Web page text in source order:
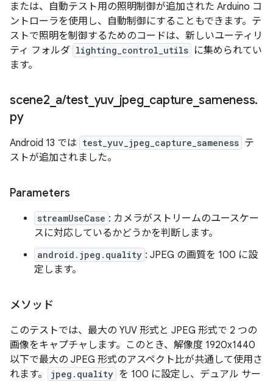
または、自動テスト用の照明制御が追加された Arduino コ
ントローラを使用し、自動制御にすることもできます。テ
ストで照明を制御するためのコードは、新しいユーティリ
ティ フォルダ lighting_control_utils に集められてい
ます。
scene2 a/test_ yuv_ jpeg_ capture _sameness.
py
Android 13 では test_yuv_jpeg_capture_sameness テ
ストが追加されました。
Parameters
streamUseCase : カメラがストリームのユースケー
スに対応しているかどうかを判断します。
android.jpeg.quality : JPEG の画質を 100 に設
定します。
メソッド
このテストでは、最大の YUV 形式と JPEG 形式で 2 つの
画像をキャプチャします。このとき、解像度 1920x1440
以下で最大の JPEG 形式のアスペクト比が共通して使用さ
れます。
jpeg.quality を 100 に設定し、デュアル サー